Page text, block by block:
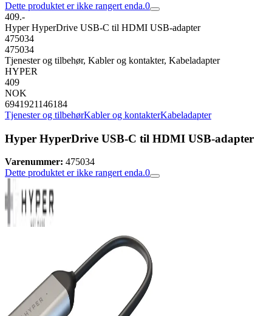
Dette produktet er ikke rangert enda.0
409.-
Hyper HyperDrive USB-C til HDMI USB-adapter
475034
475034
Tjenester og tilbehør, Kabler og kontakter, Kabeladapter
HYPER
409
NOK
6941921146184
Tjenester og tilbehørKabler og kontakterKabeladapter
Hyper HyperDrive USB-C til HDMI USB-adapter
Varenummer: 475034
Dette produktet er ikke rangert enda.0